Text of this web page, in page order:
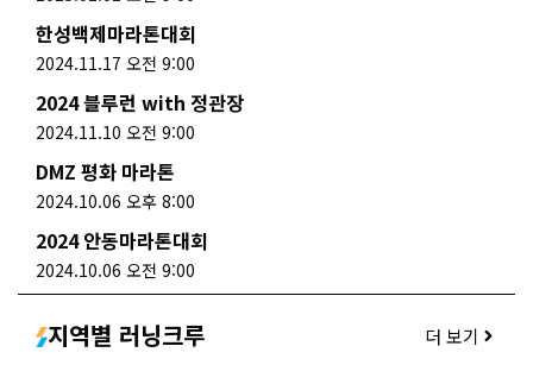
한성백제마라톤대회
2024.11.17 오전 9:00
2024 블루런 with 정관장
2024.11.10 오전 9:00
DMZ 평화 마라톤
2024.10.06 오후 8:00
2024 안동마라톤대회
2024.10.06 오전 9:00
지역별 러닝크루 더 보기